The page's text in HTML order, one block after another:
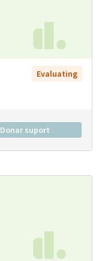
Evaluating
Donar suport